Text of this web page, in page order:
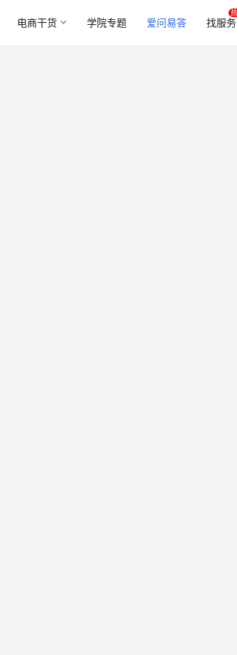
电商干货 学院专题 爱问易答 找服务